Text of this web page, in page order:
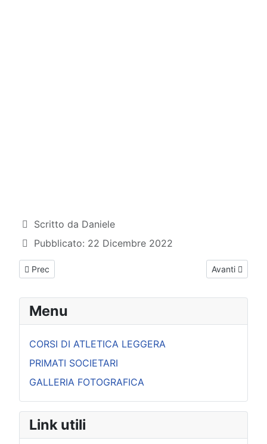
Menu
CORSI DI ATLETICA LEGGERA
PRIMATI SOCIETARI
GALLERIA FOTOGRAFICA
Link utili
Dettagli
Scritto da Daniele
Pubblicato: 22 Dicembre 2022
Articolo precedente: Iscritti anno 2026 - settore Podismo
Prec Articolo
Avanti